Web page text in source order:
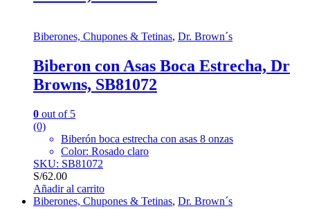
Biberones, Chupones & Tetinas, Dr. Brown´s
Biberon con Asas Boca Estrecha, Dr
Browns, SB81072
0 out of 5
(0)
Biberón boca estrecha con asas 8 onzas
Color: Rosado claro
SKU: SB81072
S/62.00
Añadir al carrito
Biberones, Chupones & Tetinas, Dr. Brown´s